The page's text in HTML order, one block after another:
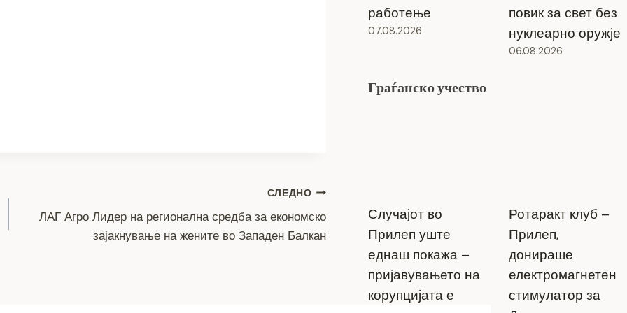
СЛЕДНО
ЛАГ Агро Лидер на регионална средба за економско
зајакнување на жените во Западен Балкан
работење
07.08.2026
повик за свет без
нуклеарно оружје
06.08.2026
Граѓанско учество
Случајот во
Прилеп уште
еднаш покажа –
пријавувањето на
корупцијата е
Ротаракт клуб –
Прилеп,
донираше
електромагнетен
стимулатор за